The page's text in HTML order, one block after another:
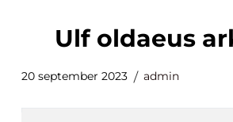
ulf oldaeus
20 september 2023 admin